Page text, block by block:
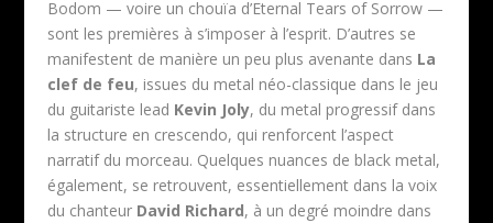
Bodom — voire un chouïa d’Eternal Tears of Sorrow —
sont les premières à s’imposer à l’esprit. D’autres se
manifestent de manière un peu plus avenante dans La
clef de feu, issues du metal néo-classique dans le jeu
du guitariste lead Kevin Joly, du metal progressif dans
la structure en crescendo, qui renforcent l’aspect
narratif du morceau. Quelques nuances de black metal,
également, se retrouvent, essentiellement dans la voix
du chanteur David Richard, à un degré moindre dans